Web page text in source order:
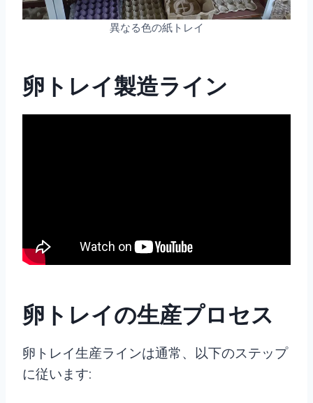
異なる色の紙トレイ
卵トレイ製造ライン
卵トレイの生産プロセス
卵トレイ生産ラインは通常、以下のステップ
に従います: